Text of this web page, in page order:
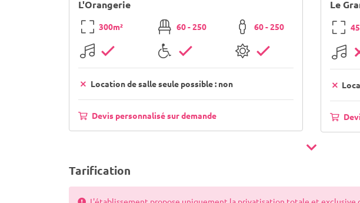
L'Orangerie
300m² 60 - 250 60 - 250
Location de salle seule possible : non
Devis personnalisé sur demande
Le
Tarification